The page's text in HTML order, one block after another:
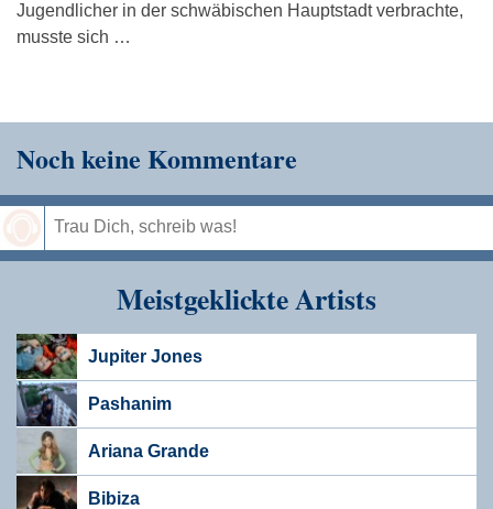
Jugendlicher in der schwäbischen Hauptstadt verbrachte,
musste sich …
Noch keine Kommentare
Meistgeklickte Artists
Jupiter Jones
Pashanim
Ariana Grande
Bibiza